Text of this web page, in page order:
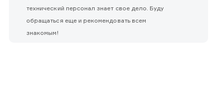
технический персонал знает свое дело. Буду
обращаться еще и рекомендовать всем
знакомым!